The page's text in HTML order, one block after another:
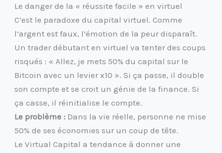
Le danger de la « réussite facile » en virtuel
C’est le paradoxe du capital virtuel. Comme
l’argent est faux, l’émotion de la peur disparaît.
Un trader débutant en virtuel va tenter des coups
risqués : « Allez, je mets 50% du capital sur le
Bitcoin avec un levier x10 ». Si ça passe, il double
son compte et se croit un génie de la finance. Si
ça casse, il réinitialise le compte.
Le problème : Dans la vie réelle, personne ne mise
50% de ses économies sur un coup de tête.
Le Virtual Capital a tendance à donner une